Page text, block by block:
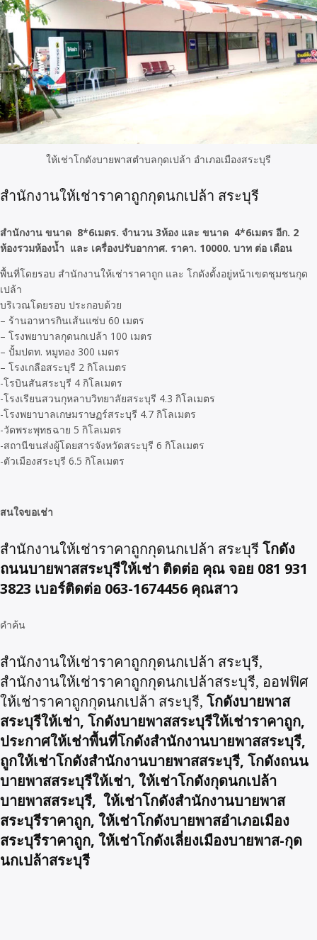
ให้เช่าโกดังบายพาสตำบลกุดเปล้า อำเภอเมืองสระบุรี
สำนักงานให้เช่าราคาถูกกุดนกเปล้า สระบุรี
สำนักงาน ขนาด 8*6เมตร. จำนวน 3ห้อง และ ขนาด 4*6เมตร อีก. 2
ห้องรวมห้องน้ำ และ เครื่องปรับอากาศ. ราคา. 10000. บาท ต่อ เดือน
พื้นที่โดยรอบ สำนักงานให้เช่าราคาถูก และ โกดังตั้งอยู่หน้าเขตชุมชนกุด
เปล้า
บริเวณโดยรอบ ประกอบด้วย
– ร้านอาหารกินเส้นแซ่บ 60 เมตร
– โรงพยาบาลกุดนกเปล้า 100 เมตร
– ปั้มปตท. หมูทอง 300 เมตร
– โรงเกลือสระบุรี 2 กิโลเมตร
-โรบินสันสระบุรี 4 กิโลเมตร
-โรงเรียนสวนกุหลาบวิทยาลัยสระบุรี 4.3 กิโลเมตร
-โรงพยาบาลเกษมราษฏร์สระบุรี 4.7 กิโลเมตร
-วัดพระพุทธฉาย 5 กิโลเมตร
-สถานีขนส่งผู้โดยสารจังหวัดสระบุรี 6 กิโลเมตร
-ตัวเมืองสระบุรี 6.5 กิโลเมตร
สนใจขอเช่า
สำนักงานให้เช่าราคาถูกกุดนกเปล้า สระบุรี โกดัง
ถนนบายพาสสระบุรีให้เช่า ติดต่อ คุณ จอย 081 931
3823 เบอร์ติดต่อ 063-1674456 คุณสาว
คำค้น
สำนักงานให้เช่าราคาถูกกุดนกเปล้า สระบุรี,
สำนักงานให้เช่าราคาถูกกุดนกเปล้าสระบุรี, ออฟฟิศ
ให้เช่าราคาถูกกุดนกเปล้า สระบุรี, โกดังบายพาส
สระบุรีให้เช่า, โกดังบายพาสสระบุรีให้เช่าราคาถูก,
ประกาศให้เช่าพื้นที่โกดังสำนักงานบายพาสสระบุรี,
ถูกให้เช่าโกดังสำนักงานบายพาสสระบุรี, โกดังถนน
บายพาสสระบุรีให้เช่า, ให้เช่าโกดังกุดนกเปล้า
บายพาสสระบุรี, ให้เช่าโกดังสำนักงานบายพาส
สระบุรีราคาถูก, ให้เช่าโกดังบายพาสอำเภอเมือง
สระบุรีราคาถูก, ให้เช่าโกดังเลี่ยงเมืองบายพาส-กุด
นกเปล้าสระบุรี